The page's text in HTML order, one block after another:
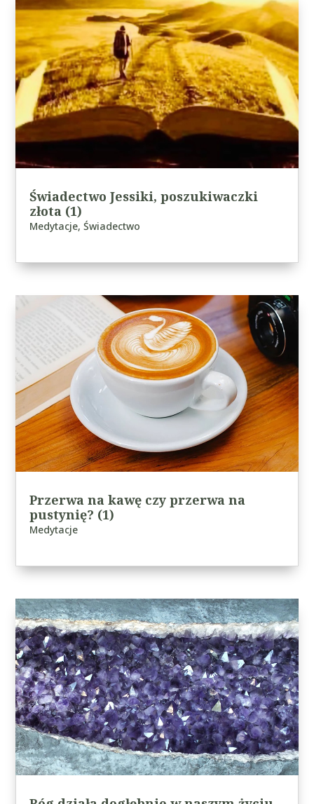
Świadectwo Jessiki, poszukiwaczki
złota (1)
Medytacje,Świadectwo
Przerwa na kawę czy przerwa na
pustynię? (1)
Medytacje